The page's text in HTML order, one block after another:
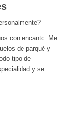
con encanto. Me
de parqué y
tipo de
y se